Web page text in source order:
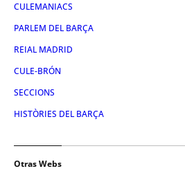
CULEMANIACS
PARLEM DEL BARÇA
REIAL MADRID
CULE-BRÓN
SECCIONS
HISTÒRIES DEL BARÇA
Otras Webs